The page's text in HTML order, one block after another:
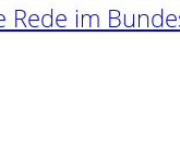
Rede im